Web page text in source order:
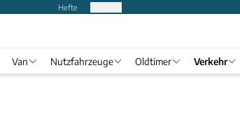
Hefte
Van Nutzfahrzeuge Oldtimer Verkehr